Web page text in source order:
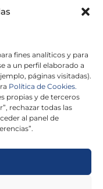
fines analíticos y para
a un perfil elaborado a
páginas visitadas).
Política de Cookies.
propias y de terceros
rechazar todas las
al panel de